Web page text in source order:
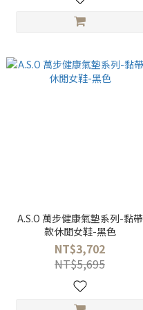
A.S.O 萬步健康氣墊系列-黏帶
款休閒女鞋-黑色
NT$3,702
NT$5,695